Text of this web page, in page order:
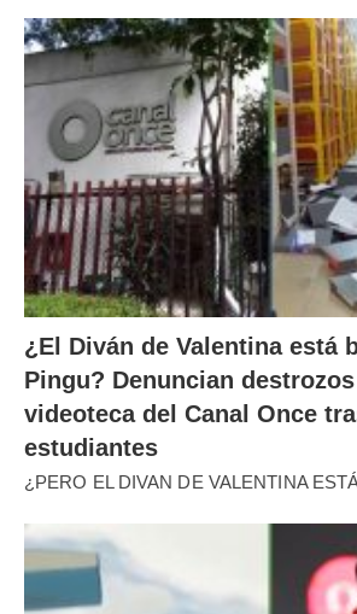
¿El Diván de Valentina está
Pingu? Denuncian
videoteca del Canal Once
estudiantes
¿PERO EL DIVAN DE VALENTINA